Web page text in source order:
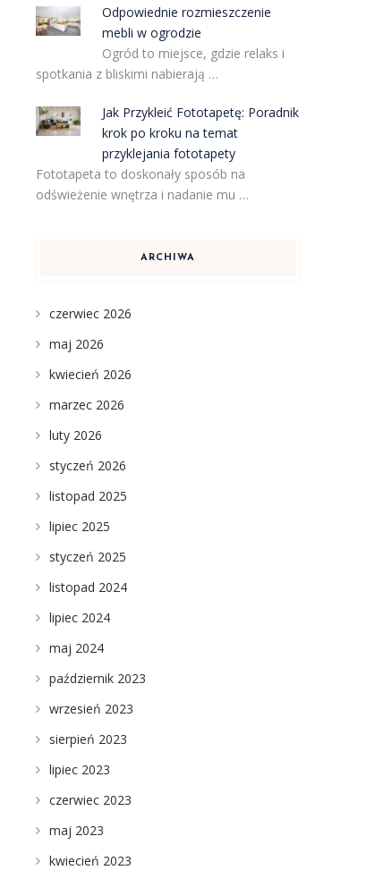
Odpowiednie rozmieszczenie
mebli w ogrodzie
Ogród to miejsce, gdzie relaks i
spotkania z bliskimi nabierają …
Jak Przykleić Fototapetę: Poradnik
krok po kroku na temat
przyklejania fototapety
Fototapeta to doskonały sposób na
odświeżenie wnętrza i nadanie mu …
ARCHIWA
czerwiec 2026
maj 2026
kwiecień 2026
marzec 2026
luty 2026
styczeń 2026
listopad 2025
lipiec 2025
styczeń 2025
listopad 2024
lipiec 2024
maj 2024
październik 2023
wrzesień 2023
sierpień 2023
lipiec 2023
czerwiec 2023
maj 2023
kwiecień 2023